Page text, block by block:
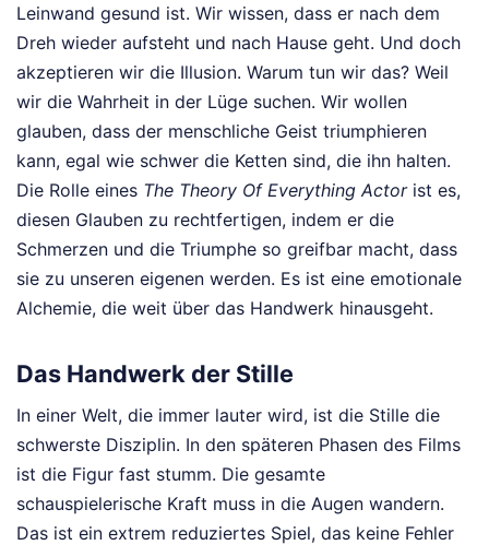
Leinwand gesund ist. Wir wissen, dass er nach dem
Dreh wieder aufsteht und nach Hause geht. Und doch
akzeptieren wir die Illusion. Warum tun wir das? Weil
wir die Wahrheit in der Lüge suchen. Wir wollen
glauben, dass der menschliche Geist triumphieren
kann, egal wie schwer die Ketten sind, die ihn halten.
Die Rolle eines The Theory Of Everything Actorist es,
diesen Glauben zu rechtfertigen, indem er die
Schmerzen und die Triumphe so greifbar macht, dass
sie zu unseren eigenen werden. Es ist eine emotionale
Alchemie, die weit über das Handwerk hinausgeht.
Das Handwerk der Stille
In einer Welt, die immer lauter wird, ist die Stille die
schwerste Disziplin. In den späteren Phasen des Films
ist die Figur fast stumm. Die gesamte
schauspielerische Kraft muss in die Augen wandern.
Das ist ein extrem reduziertes Spiel, das keine Fehler